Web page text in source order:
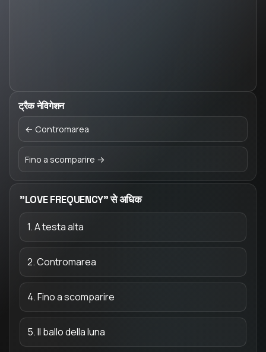
ट्रैक नेविगेशन
← Contromarea
Fino a scomparire →
"LOVE FREQUENCY" से अधिक
1. A testa alta
2. Contromarea
4. Fino a scomparire
5. Il ballo della luna